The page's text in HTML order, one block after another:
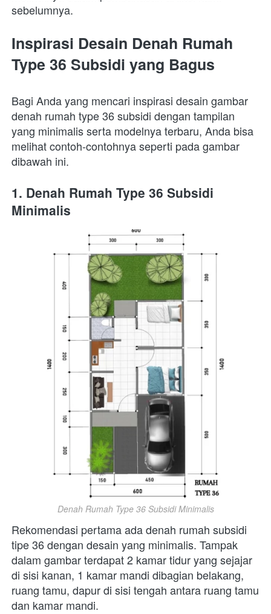
sebelumnya.
Inspirasi Desain Denah Rumah
Type 36 Subsidi yang Bagus
Bagi Anda yang mencari inspirasi desain gambar
denah rumah type 36 subsidi dengan tampilan
yang minimalis serta modelnya terbaru, Anda bisa
melihat contoh-contohnya seperti pada gambar
dibawah ini.
1. Denah Rumah Type 36 Subsidi
Minimalis
Denah Rumah Type 36 Subsidi Minimalis
Rekomendasi pertama ada denah rumah subsidi
tipe 36 dengan desain yang minimalis. Tampak
dalam gambar terdapat 2 kamar tidur yang sejajar
di sisi kanan, 1 kamar mandi dibagian belakang,
ruang tamu, dapur di sisi tengah antara ruang tamu
dan kamar mandi.